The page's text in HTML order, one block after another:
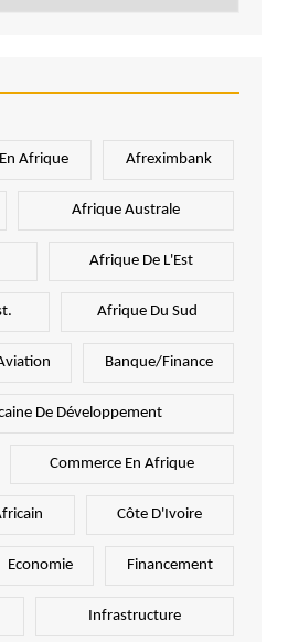
Afrique Afreximbank
Afrique Australe
Afrique De L'Est
Afrique Du Sud
Banque/Finance
De Développement
Commerce En Afrique
Côte D'Ivoire
Economie Financement
Infrastructure